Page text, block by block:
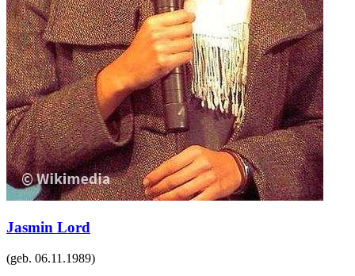
Jasmin Lord
(geb. 06.11.1989)